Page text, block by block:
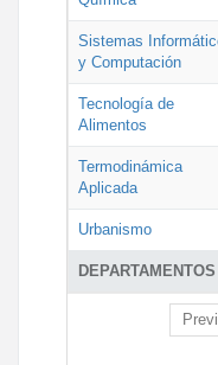
DEPARTAMENTOS
Sistemas
y Computación
Tecnología de
Alimentos
Termodinámica
Aplicada
Urbanismo